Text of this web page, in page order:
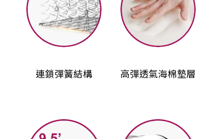
連鎖彈簧結構 高彈透氣海棉墊層